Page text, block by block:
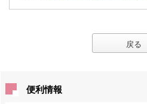
戻る
便利情報